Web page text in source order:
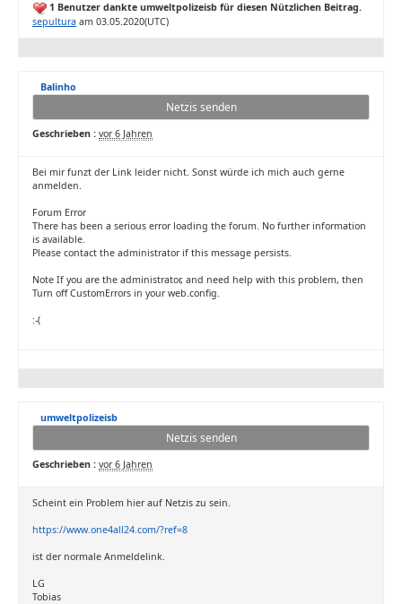
1 Benutzer dankte umweltpolizeisb für diesen Nützlichen Beitrag.
sepultura am 03.05.2020(UTC)
Balinho
Netzis senden
Geschrieben : vor 6 Jahren
Bei mir funzt der Link leider nicht. Sonst würde ich mich auch gerne
anmelden.
Forum Error
There has been a serious error loading the forum. No further information
is available.
Please contact the administrator if this message persists.
Note If you are the administrator, and need help with this problem, then
Turn off CustomErrors in your web.config.
:-(
umweltpolizeisb
Netzis senden
Geschrieben : vor 6 Jahren
Scheint ein Problem hier auf Netzis zu sein.
https://www.one4all24.com/?ref=8
ist der normale Anmeldelink.
LG
Tobias